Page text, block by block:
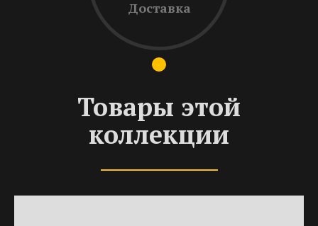
Доставка
Товары этой
коллекции